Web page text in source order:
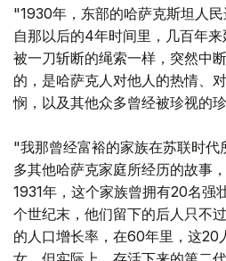
"1930年，东部的哈萨克斯坦人民
自那以后的4年时间里，几百年
被一刀斩断的绳索一样，突然中
的，是哈萨克人对他人的热情、
悯，以及其他众多曾经被珍视的
"我那曾经富裕的家族在苏联时代
多其他哈萨克家庭所经历的故事
1931年，这个家族曾拥有20名强
个世纪末，他们留下的后人只不
的人口增长率，在60年里，这20